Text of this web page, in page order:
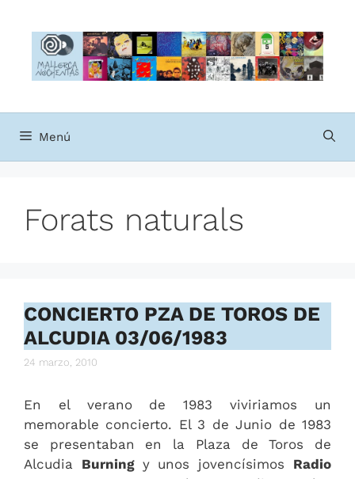
contenido
Menú
Forats naturals
CONCIERTO PZA DE TOROS DE
ALCUDIA 03/06/1983
24 marzo, 2010
En el verano de 1983 viviriamos un
memorable concierto. El 3 de Junio de 1983
se presentaban en la Plaza de Toros de
Alcudia Burning y unos jovencísimos Radio